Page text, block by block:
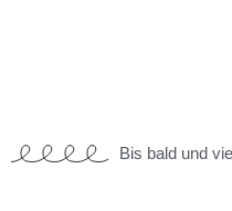
Bis bald und